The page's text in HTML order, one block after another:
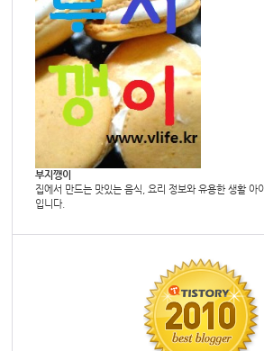
부지깽이
집에서 만드는 맛있는 음식, 요리 정보와 유용한 생활 아
입니다.